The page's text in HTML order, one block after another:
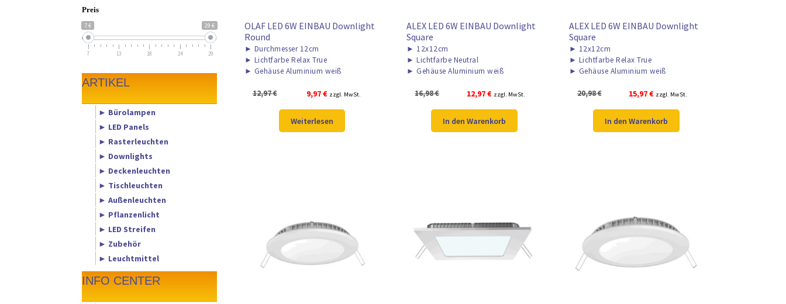
OLAF LED 6W EINBAU Downlight
Round
► Durchmesser 12cm
► Lichtfarbe Relax True
► Gehäuse Aluminium weiß
12,97€
Ursprünglicher
war:
12,97 €
9,97€Aktueller
ist:
9,97 €.
zzgl. MwSt.
Weiterlesen
ALEX LED 6W EINBAU Downlight
Square
► 12x12cm
► Lichtfarbe Neutral
► Gehäuse Aluminium weiß
16,98€
Ursprünglicher
war:
16,98 €
12,97€Aktueller
ist:
12,97 €.
zzgl. MwSt.
In den Warenkorb
ALEX LED 6W EINBAU Downlight
Square
► 12x12cm
► Lichtfarbe Relax True
► Gehäuse Aluminium weiß
20,98€
Ursprünglicher
war:
20,98 €
15,97€Aktueller
ist:
15,97 €.
zzgl. MwSt.
In den Warenkorb
Preis
7 € 29 €
7 13 18 24 29
ARTIKEL
► Bürolampen
► LED Panels
► Rasterleuchten
► Downlights
► Deckenleuchten
► Tischleuchten
► Außenleuchten
► Pflanzenlicht
► LED Streifen
► Zubehör
► Leuchtmittel
INFO CENTER